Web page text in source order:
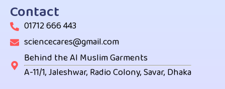
Contact
01712 666 443
sciencecares@gmail.com
Behind the Al Muslim Garments
A-11/1, Jaleshwar, Radio Colony, Savar, Dhaka